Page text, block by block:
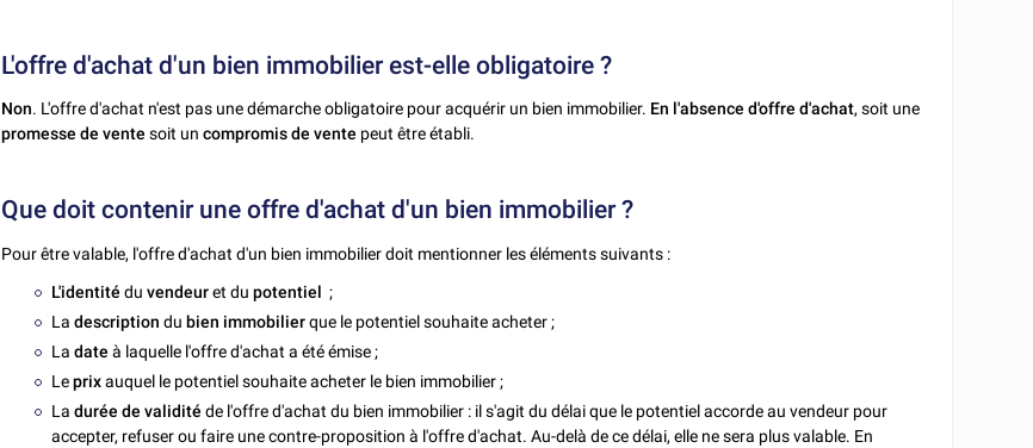
L'offre d'achat d'un bien immobilier est-elle obligatoire ?
Non. L'offre d'achat n'est pas une démarche obligatoire pour acquérir un bien immobilier. En l'absence d'offre d'achat, soit une
promesse de vente soit un compromis de vente peut être établi.
Que doit contenir une offre d'achat d'un bien immobilier ?
Pour être valable, l'offre d'achat d'un bien immobilier doit mentionner les éléments suivants :
L'identitéduvendeuret du potentiel ;
Ladescriptiondu bien immobilierque le potentiel souhaite acheter ;
Ladateà laquelle l'offre d'achat a été émise ;
Leprixauquel le potentiel souhaite acheter le bien immobilier ;
Ladurée de validitéde l'offre d'achat du bien immobilier : il s'agit du délai que le potentiel accorde au vendeur pour
accepter, refuser ou faire une contre-proposition à l'offre d'achat. Au-delà de ce délai, elle ne sera plus valable. En